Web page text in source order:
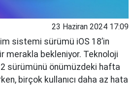
23 Haziran 2024 17:09
sistemi sürümü iOS 18’in
merakla bekleniyor. Teknoloji
sürümünü önümüzdeki hafta
birçok kullanıcı daha az hata